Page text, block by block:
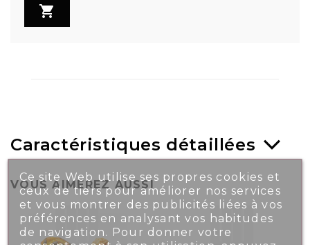

Caractéristiques détaillées
VOUS AIMEREZ AUSSI
Ce site Web utilise ses propres cookies et
ceux de tiers pour améliorer nos services
et vous montrer des publicités liées à vos
préférences en analysant vos habitudes
de navigation. Pour donner votre